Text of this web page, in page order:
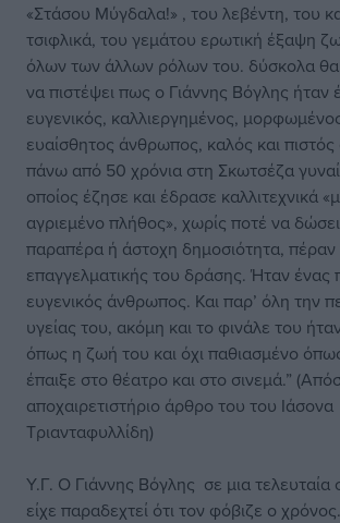
«Στάσου Μύγδαλα!» , του λεβέντη, του
τσιφλικά, του γεμάτου ερωτική έξαψη
όλων των άλλων ρόλων του. δύσκολα θα
να πιστέψει πως ο Γιάννης Βόγλης ήταν
ευγενικός, καλλιεργημένος,
ευαίσθητος άνθρωπος, καλός και πιστός
πάνω από 50 χρόνια στη Σκωτσέζα
οποίος έζησε και έδρασε καλλιτεχνικά
αγριεμένο πλήθος», χωρίς ποτέ να
παραπέρα ή άστοχη δημοσιότητα, πέραν
επαγγελματικής του δράσης. Ήταν ένας
ευγενικός άνθρωπος. Και παρ’ όλη την
υγείας του, ακόμη και το φινάλε του ήταν
όπως η ζωή του και όχι παθιασμένο
έπαιξε στο θέατρο και στο σινεμά.”
αποχαιρετιστήριο άρθρο του του Ιάσονα
Τριανταφυλλίδη)
Υ.Γ. Ο Γιάννης Βόγλης σε μια τελευταία
είχε παραδεχτεί ότι τον φόβιζε ο